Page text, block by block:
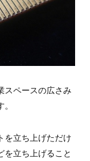
スペースの広さみ
を立ち上げただけ
を立ち上げること